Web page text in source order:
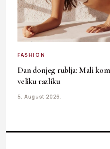
FASHION
Dan donjeg rublja: Mali
veliku razliku
5. August 2026.